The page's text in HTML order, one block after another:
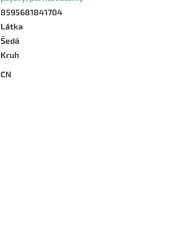
8595681841704
Látka
Šedá
Kruh
CN